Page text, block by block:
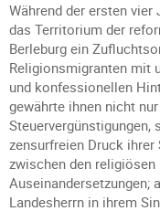
Während der ersten vier
das Territorium der
Berleburg ein
Religionsmigranten mit
und konfessionellen
gewährte ihnen nicht
Steuervergünstigungen,
zensurfreien Druck
zwischen den
Auseinandersetzungen;
Landesherrn in ihrem